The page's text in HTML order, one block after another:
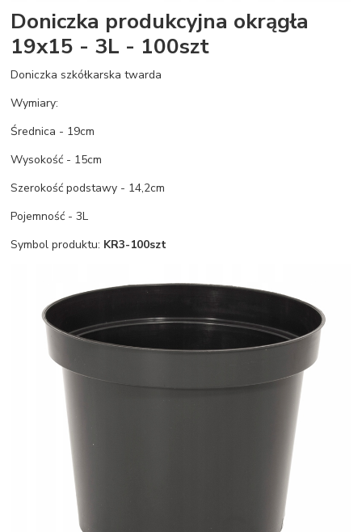
Doniczka produkcyjna okrągła
19x15 - 3L - 100szt
Doniczka szkółkarska twarda
Wymiary:
Średnica - 19cm
Wysokość - 15cm
Szerokość podstawy - 14,2cm
Pojemność - 3L
Symbol produktu: KR3-100szt